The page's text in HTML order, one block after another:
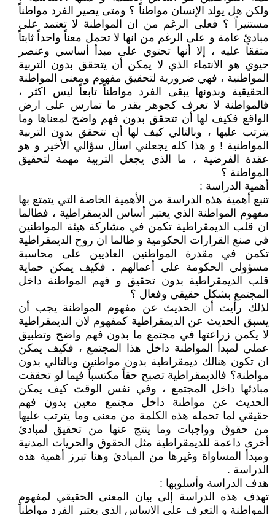
ولكن هل يولد الإنسان مواطناً ؟ ومتى يصير الفرد مواطناً
مستنيراً ؟ فعلى الرغم من ان المواطنة لا تعتمد على
مبادئ عامة و على الرغم من انها لا تحمل معناً واحداً ثابتاً
متفقاً عليه ، إلا أنها تحتوي على مبدأ أساسي وعنصر
حيوي هو الانتماء الذي لا يمكن أن يتحقق بدون التربية
المواطنية ، فهي ضرورية لتحقيق مفهوم ومعنى المواطنة
الحقيقية وبدونها يبقى الفرد مواطناً تابعاً ليس اكثر ،
فالمواطنة لا تعرف كجوهر بقدر ما تمارس على ارض
الواقع فكيف لها أن تتحقق بدون فهم واضح لمعناها وما
يترتب عليها ، وبالتالي كيف لها أن تتحقق بدون التربية
المواطنية ! و هذا كله يجعلني اسأل سؤالي الأخير و هو
عقدة الفرضية ، ما الذي يجعل التربية مهمة لتحقيق
المواطنة ؟
أهمية الدراسة :
تنبع أهمية هذه الدراسة من الأهمية الخاصة التي يتمتع بها
مفهوم المواطنة الذي يعتبر أساس الديمقراطية ، فطالما
ان قلب الديمقراطية تكمن في مشاركة هيئة المواطنين
في صنع القرارات الحكومية و طالما ان روح الديمقراطية
تكمن في مقدرة المواطنين العاديين على محاسبة
مسؤولي الحكومة على أعمالهم . فكيف يمكن حماية
قلب الديمقراطية بدون تحقيق و فهم المواطنة داخل
المجتمع بشكل حقيقي وفعال ؟
لذلك رأيت أن الحديث عن مفهوم المواطنة يجب أن
يسبق الحديث عن الديمقراطية كمفهوم لان الديمقراطية
لا يكمن زراعتها في مجتمع ما بدون فهم واضح وتطبيق
عملي لمبدأ المواطنة داخل هذا المجتمع ، فكيف يمكن
ان تكون هنالك ديمقراطية بدون مواطنين وبالتالي بدون
مواطنة؟ فالديمقراطية تصبح حقاً مكتسباً فيما لو تحققت
مبادئها داخل المجتمع ، وفي نفس الوقت كيف يمكن
الحديث عن مواطنة داخل مجتمع معين بدون فهم
حقيقي لما تحمله هذه الكلمة من معنى وما يترتب عليها
من حقوق وواجبات وما ينتج عنها من تحقيق لمبادئ
أخرى داعمة للديمقراطية مثل الحقوق والحريات المدنية
ومبدأ المساواة وغيرها من المبادئ وهنا تبرز أهمية هذه
الدراسة .
هدف الدراسة وأسلوبها :
تهدف هذه الدراسة إلى بيان المعنى الحقيقي لمفهوم
المواطنة و التعرف على الاساس الذي يعتبر الفرد مواطناً